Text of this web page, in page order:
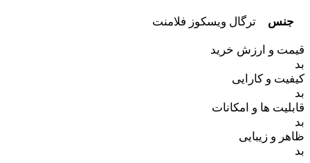
جنس ترگال ویسکوز فلامنت
قیمت و ارزش خرید
بد
کیفیت و کارایی
بد
قابلیت ها و امکانات
بد
ظاهر و زیبایی
بد